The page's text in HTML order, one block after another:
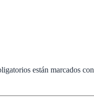
están marcados con